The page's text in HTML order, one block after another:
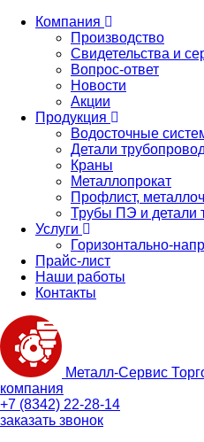
Компания
Производство
Свидетельства и
Вопрос-ответ
Новости
Акции
Продукция
Водосточные
Детали
Краны
Металлопрокат
Профлист,
Трубы ПЭ и детали
Услуги
Горизонтально-
Прайс-лист
Наши работы
Контакты
Металл-Сервис
компания
+7 (8342) 22-28-14
заказать звонок